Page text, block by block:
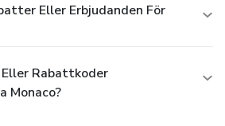
Eller Erbjudanden För
Rabattkoder
Monaco?